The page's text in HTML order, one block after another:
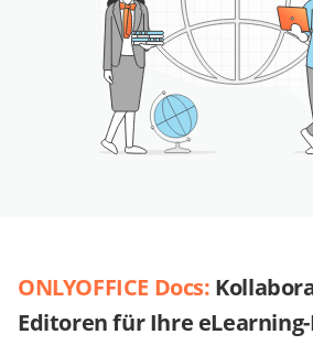
ONLYOFFICE Docs:
Editoren für Ihre